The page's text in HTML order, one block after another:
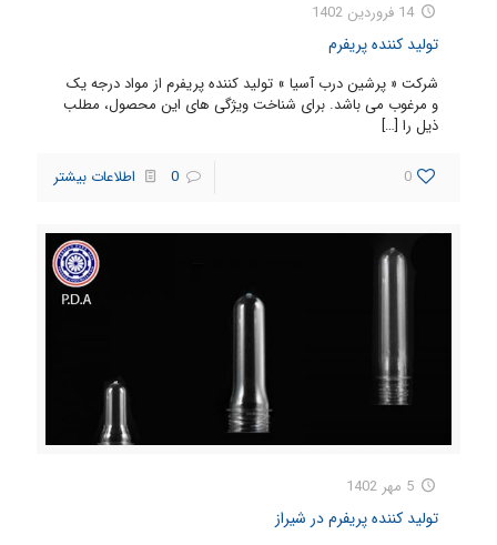
14 فروردین 1402
تولید کننده پریفرم
شرکت « پرشین درب آسیا » تولید کننده پریفرم از مواد درجه یک
و مرغوب می باشد. برای شناخت ویژگی های این محصول، مطلب
ذیل را […]
0
0 اطلاعات بیشتر
5 مهر 1402
تولید کننده پریفرم در شیراز